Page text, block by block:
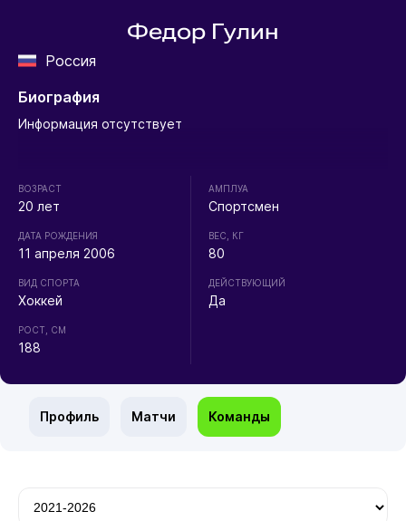
Федор Гулин
Россия
Биография
Информация отсутствует
ВОЗРАСТ
20 лет
ДАТА РОЖДЕНИЯ
11 апреля 2006
ВИД СПОРТА
Хоккей
РОСТ, СМ
188
АМПЛУА
Спортсмен
ВЕС, КГ
80
ДЕЙСТВУЮЩИЙ
Да
Профиль Матчи Команды